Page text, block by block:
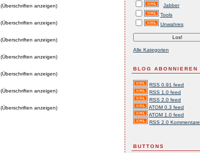
(Überschriften anzeigen)
(Überschriften anzeigen)
(Überschriften anzeigen)
(Überschriften anzeigen)
(Überschriften anzeigen)
(Überschriften anzeigen)
(Überschriften anzeigen)
Jabber
Tools
Unwahres
Alle Kategorien
BLOG ABONNIEREN
RSS 0.91 feed
RSS 1.0 feed
RSS 2.0 feed
ATOM 0.3 feed
ATOM 1.0 feed
RSS 2.0 Kommentare
BUTTONS